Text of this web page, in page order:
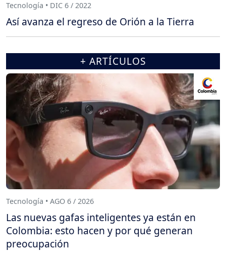
Tecnología • DIC 6 / 2022
Así avanza el regreso de Orión a la Tierra
+ ARTÍCULOS
Tecnología • AGO 6 / 2026
Las nuevas gafas inteligentes ya están en
Colombia: esto hacen y por qué generan
preocupación